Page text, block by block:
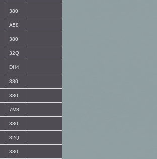
380
A58
380
32Q
DH4
380
380
7M8
380
32Q
380